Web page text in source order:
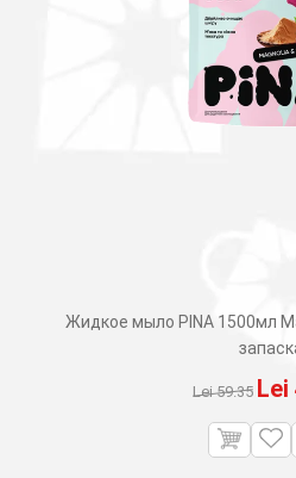
Жидкое мыло PINA 1500мл
Lei59.35 Lei